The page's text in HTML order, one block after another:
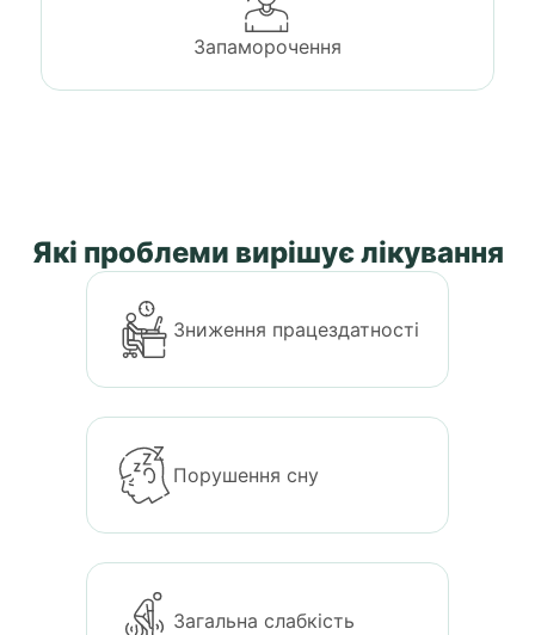
Запаморочення
Які проблеми вирішує лікування
Зниження працездатності
Порушення сну
Загальна слабкість